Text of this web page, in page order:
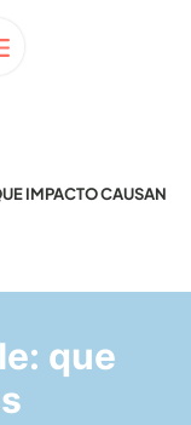
IMPACTO CAUSAN
que